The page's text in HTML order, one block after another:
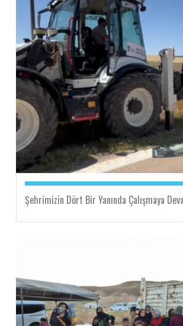
Şehrimizin Dört Bir Yanında Çalışmaya